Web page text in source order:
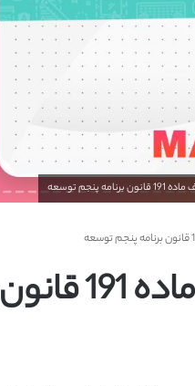
آیین نامه اجرایی ماده 187 و بند الف ماده 191 قانون